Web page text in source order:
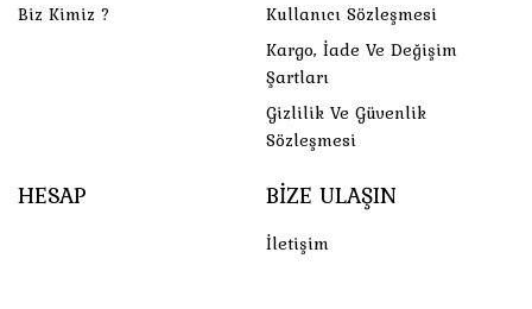
Biz Kimiz ?
Kullanıcı Sözleşmesi
Kargo, İade Ve Değişim
Şartları
Gizlilik Ve Güvenlik
Sözleşmesi
HESAP BIZE ULAŞIN
İletişim